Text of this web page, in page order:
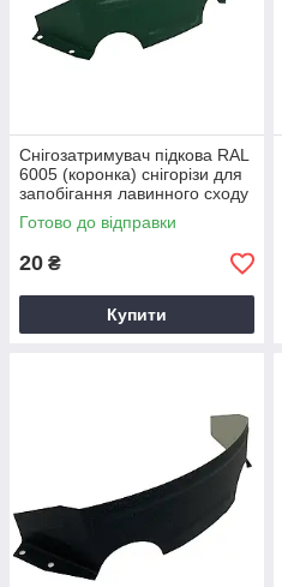
Снігозатримувач підкова RAL
6005 (коронка) снігорізи для
запобігання лавинного сходу
снігу з поверхні покрівлі
Готово до відправки
20 ₴
Купити